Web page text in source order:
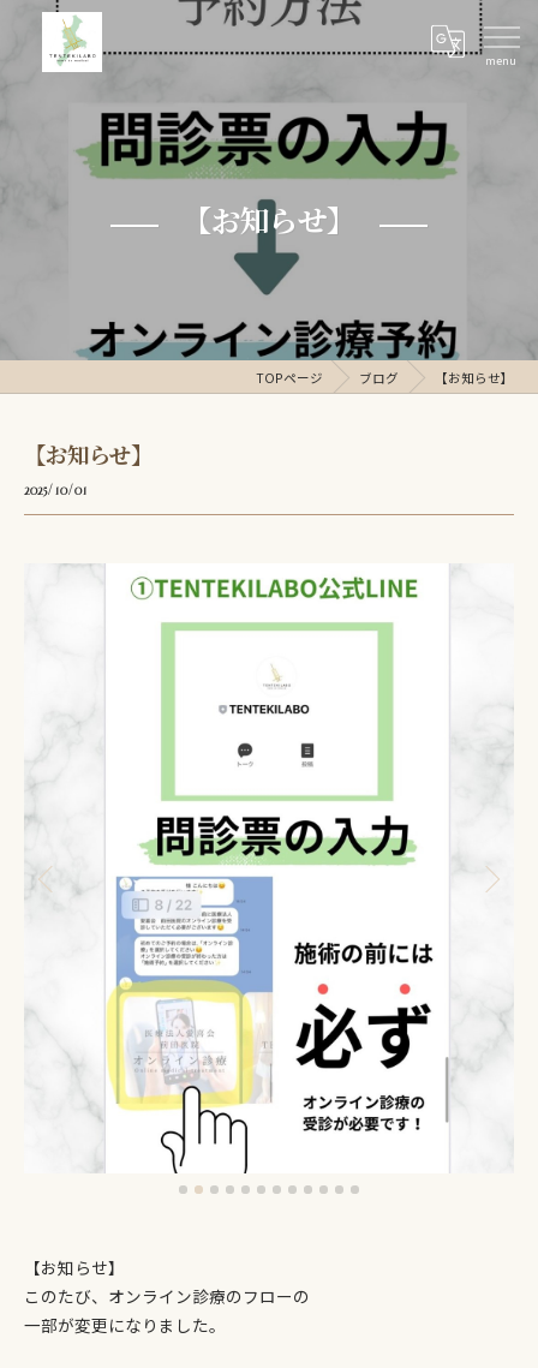
【お知らせ】
TOPページ ブログ 【お知らせ】
【お知らせ】
2025/10/01
【お知らせ】
このたび、オンライン診療のフローの
一部が変更になりました。